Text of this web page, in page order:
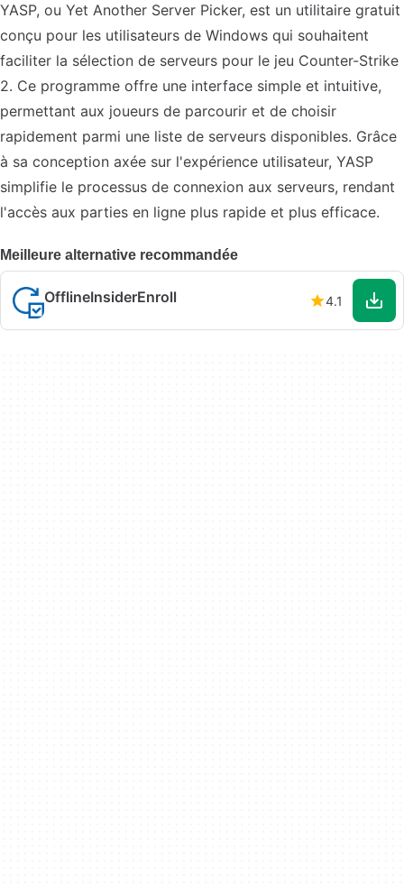
YASP, ou Yet Another Server Picker, est un utilitaire gratuit
conçu pour les utilisateurs de Windows qui souhaitent
faciliter la sélection de serveurs pour le jeu Counter-Strike
2. Ce programme offre une interface simple et intuitive,
permettant aux joueurs de parcourir et de choisir
rapidement parmi une liste de serveurs disponibles. Grâce
à sa conception axée sur l'expérience utilisateur, YASP
simplifie le processus de connexion aux serveurs, rendant
l'accès aux parties en ligne plus rapide et plus efficace.
Meilleure alternative recommandée
OfflineInsiderEnroll 4.1